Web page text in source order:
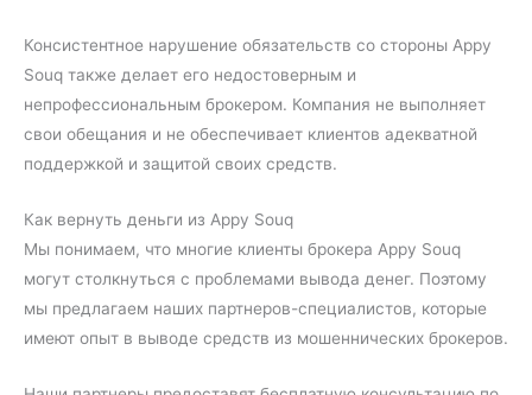
Консистентное нарушение обязательств со стороны Appy
Souq также делает его недостоверным и
непрофессиональным брокером. Компания не выполняет
свои обещания и не обеспечивает клиентов адекватной
поддержкой и защитой своих средств.
Как вернуть деньги из Appy Souq
Мы понимаем, что многие клиенты брокера Appy Souq
могут столкнуться с проблемами вывода денег. Поэтому
мы предлагаем наших партнеров-специалистов, которые
имеют опыт в выводе средств из мошеннических брокеров.